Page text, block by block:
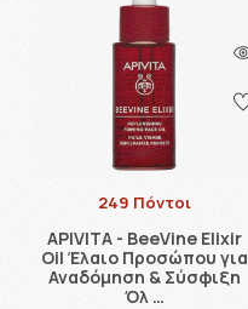
249 Πόντοι
APIVITA - BeeVine Elixir
Oil Έλαιο Προσώπου για
Αναδόμηση & Σύσφιξη
Όλ …